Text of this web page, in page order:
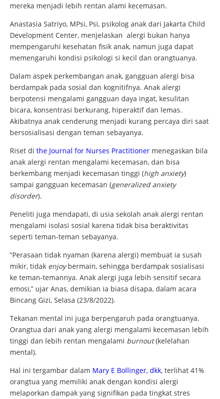
mereka menjadi lebih rentan alami kecemasan.
Anastasia Satriyo, MPsi, Psi, psikolog anak dari Jakarta Child
Development Center, menjelaskan alergi bukan hanya
mempengaruhi kesehatan fisik anak, namun juga dapat
memengaruhi kondisi psikologi si kecil dan orangtuanya.
Dalam aspek perkembangan anak, gangguan alergi bisa
berdampak pada sosial dan kognitifnya. Anak alergi
berpotensi mengalami gangguan daya ingat, kesulitan
bicara, konsentrasi berkurang, hiperaktif dan lemas.
Akibatnya anak cenderung menjadi kurang percaya diri saat
bersosialisasi dengan teman sebayanya.
Riset di the Journal for Nurses Practitioner menegaskan bila
anak alergi rentan mengalami kecemasan, dan bisa
berkembang menjadi kecemasan tinggi (high anxiety)
sampai gangguan kecemasan (generalized anxiety
disorder).
Peneliti juga mendapati, di usia sekolah anak alergi rentan
mengalami isolasi sosial karena tidak bisa beraktivitas
seperti teman-teman sebayanya.
“Perasaan tidak nyaman (karena alergi) membuat ia susah
mikir, tidak enjoybermain, sehingga berdampak sosialisasi
ke teman-temannya. Anak alergi juga lebih sensitif secara
emosi,” ujar Anas, demikian ia biasa disapa, dalam acara
Bincang Gizi, Selasa (23/8/2022).
Tekanan mental ini juga berpengaruh pada orangtuanya.
Orangtua dari anak yang alergi mengalami kecemasan lebih
tinggi dan lebih rentan mengalami burnout(kelelahan
mental).
Hal ini tergambar dalam Mary E Bollinger, dkk, terlihat 41%
orangtua yang memiliki anak dengan kondisi alergi
melaporkan dampak yang signifikan pada tingkat stres